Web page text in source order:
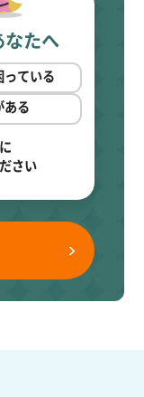
たへ
ている
ある
さい